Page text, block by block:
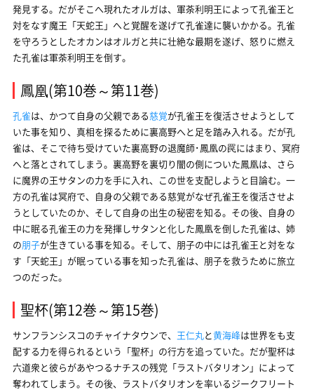
発見する。だがそこへ現れたオルガは、軍荼利明王によって孔雀王と
対をなす魔王「天蛇王」へと覚醒を遂げて孔雀達に襲いかかる。孔雀
を守ろうとしたオカンはオルガと共に壮絶な最期を遂げ、怒りに燃え
た孔雀は軍荼利明王を倒す。
鳳凰(第10巻～第11巻)
孔雀は、かつて自身の父親である慈覚が孔雀王を復活させようとして
いた事を知り、真相を探るために裏高野へと足を踏み入れる。だが孔
雀は、そこで待ち受けていた裏高野の退魔師･鳳凰の罠にはまり、冥府
へと落とされてしまう。裏高野を裏切り闇の側についた鳳凰は、さら
に魔界の王サタンの力を手に入れ、この世を支配しようと目論む。一
方の孔雀は冥府で、自身の父親である慈覚がなぜ孔雀王を復活させよ
うとしていたのか、そして自身の出生の秘密を知る。その後、自身の
中に眠る孔雀王の力を発揮しサタンと化した鳳凰を倒した孔雀は、姉
の朋子が生きている事を知る。そして、朋子の中には孔雀王と対をな
す「天蛇王」が眠っている事を知った孔雀は、朋子を救うために旅立
つのだった。
聖杯(第12巻～第15巻)
サンフランシスコのチャイナタウンで、 王仁丸と黄海峰は世界をも支
配する力を得られるという「聖杯」の行方を追っていた。だが聖杯は
六道衆と彼らがあやつるナチスの残党「ラストバタリオン」によって
奪われてしまう。その後、ラストバタリオンを率いるジークフリート